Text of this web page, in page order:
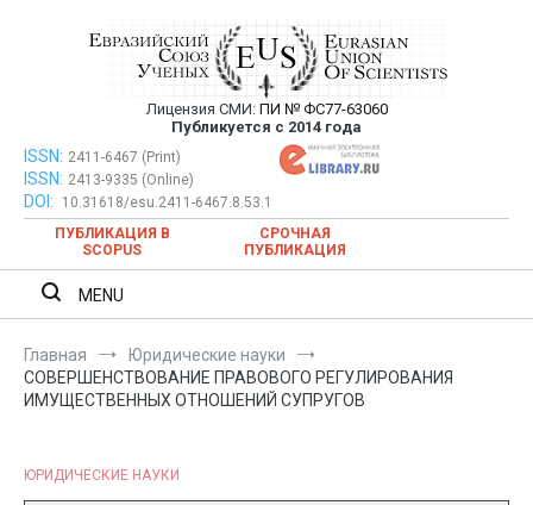
Евразийский Союз Ученых —
публикация научных статей в
ежемесячном научном журнале
Лицензия СМИ: ПИ № ФС77-63060
Публикуется с 2014 года
Евразийский Союз Ученых — публикация научных статей в
ежемесячном научном журнале
ISSN: 2411-6467 (Print)
ISSN: 2413-9335 (Online)
DOI:
10.31618/esu.2411-6467.8.53.1
ПУБЛИКАЦИЯ В
SCOPUS
СРОЧНАЯ
ПУБЛИКАЦИЯ
MENU
Главная
Юридические науки
СОВЕРШЕНСТВОВАНИЕ ПРАВОВОГО РЕГУЛИРОВАНИЯ
ИМУЩЕСТВЕННЫХ ОТНОШЕНИЙ СУПРУГОВ
ЮРИДИЧЕСКИЕ НАУКИ